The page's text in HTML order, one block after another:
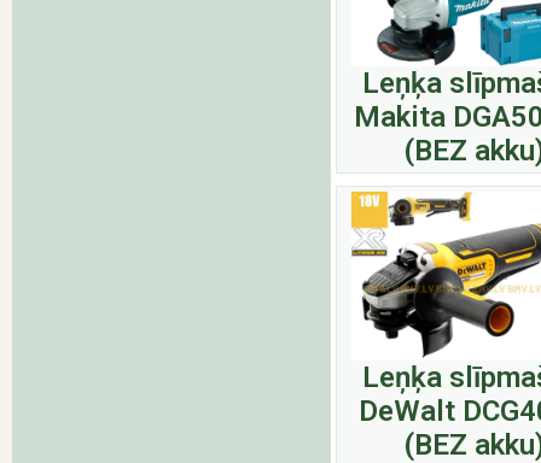
Leņķa
Makita
(BEZ
Leņķa
DeWalt
(BEZ